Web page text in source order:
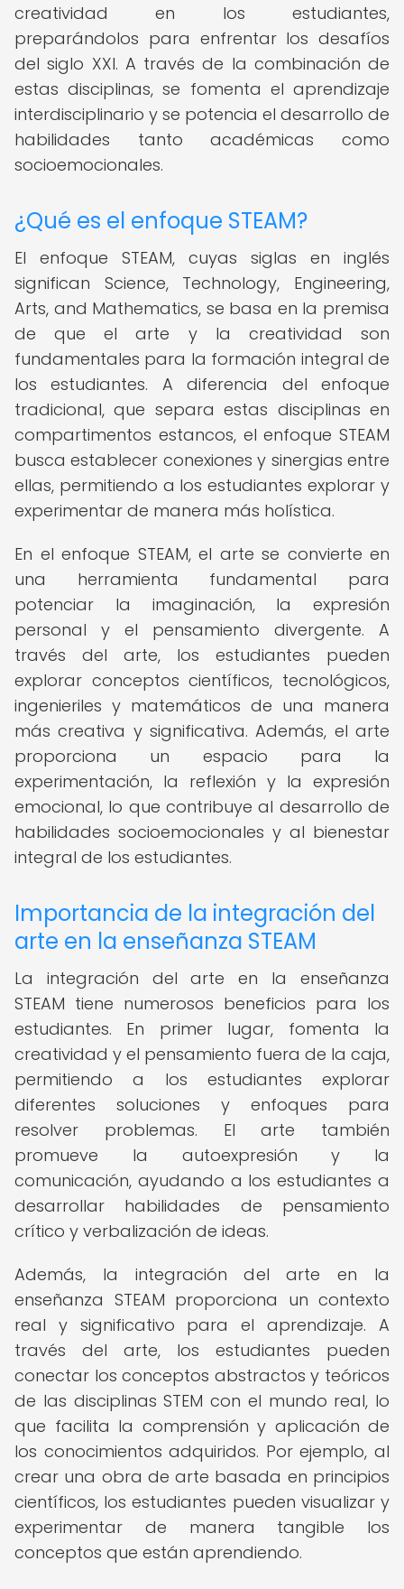
creatividad en los estudiantes,
preparándolos para enfrentar los desafíos
del siglo XXI. A través de la combinación de
estas disciplinas, se fomenta el aprendizaje
interdisciplinario y se potencia el desarrollo de
habilidades tanto académicas como
socioemocionales.
¿Qué es el enfoque STEAM?
El enfoque STEAM, cuyas siglas en inglés
significan Science, Technology, Engineering,
Arts, and Mathematics, se basa en la premisa
de que el arte y la creatividad son
fundamentales para la formación integral de
los estudiantes. A diferencia del enfoque
tradicional, que separa estas disciplinas en
compartimentos estancos, el enfoque STEAM
busca establecer conexiones y sinergias entre
ellas, permitiendo a los estudiantes explorar y
experimentar de manera más holística.
En el enfoque STEAM, el arte se convierte en
una herramienta fundamental para
potenciar la imaginación, la expresión
personal y el pensamiento divergente. A
través del arte, los estudiantes pueden
explorar conceptos científicos, tecnológicos,
ingenieriles y matemáticos de una manera
más creativa y significativa. Además, el arte
proporciona un espacio para la
experimentación, la reflexión y la expresión
emocional, lo que contribuye al desarrollo de
habilidades socioemocionales y al bienestar
integral de los estudiantes.
Importancia de la integración del
arte en la enseñanza STEAM
La integración del arte en la enseñanza
STEAM tiene numerosos beneficios para los
estudiantes. En primer lugar, fomenta la
creatividad y el pensamiento fuera de la caja,
permitiendo a los estudiantes explorar
diferentes soluciones y enfoques para
resolver problemas. El arte también
promueve la autoexpresión y la
comunicación, ayudando a los estudiantes a
desarrollar habilidades de pensamiento
crítico y verbalización de ideas.
Además, la integración del arte en la
enseñanza STEAM proporciona un contexto
real y significativo para el aprendizaje. A
través del arte, los estudiantes pueden
conectar los conceptos abstractos y teóricos
de las disciplinas STEM con el mundo real, lo
que facilita la comprensión y aplicación de
los conocimientos adquiridos. Por ejemplo, al
crear una obra de arte basada en principios
científicos, los estudiantes pueden visualizar y
experimentar de manera tangible los
conceptos que están aprendiendo.